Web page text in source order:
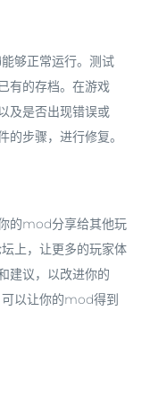
够正常运行。测试
有的存档。在游戏
及是否出现错误或
步骤，进行修复。
的mod分享给其他玩
上，让更多的玩家体
建议，以改进你的
以让你的mod得到